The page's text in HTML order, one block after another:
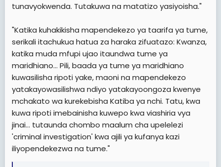
tunavyokwenda. Tutakuwa na matatizo yasiyoisha."
"Katika kuhakikisha mapendekezo ya taarifa ya tume,
serikali itachukua hatua za haraka zifuatazo: Kwanza,
katika muda mfupi ujao itaundwa tume ya
maridhiano... Pili, baada ya tume ya maridhiano
kuwasilisha ripoti yake, maoni na mapendekezo
yatakayowasilishwa ndiyo yatakayoongoza kwenye
mchakato wa kurekebisha Katiba ya nchi. Tatu, kwa
kuwa ripoti imebainisha kuwepo kwa viashiria vya
jinai... tutaunda chombo maalum cha upelelezi
'criminal investigation' kwa ajili ya kufanya kazi
iliyopendekezwa na tume."